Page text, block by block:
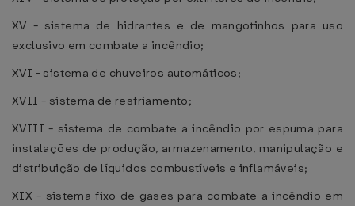
XV - sistema de hidrantes e de mangotinhos para uso
exclusivo em combate a incêndio;
XVI - sistema de chuveiros automáticos;
XVII - sistema de resfriamento;
XVIII - sistema de combate a incêndio por espuma para
instalações de produção, armazenamento, manipulação e
distribuição de líquidos combustíveis e inflamáveis;
XIX - sistema fixo de gases para combate a incêndio em